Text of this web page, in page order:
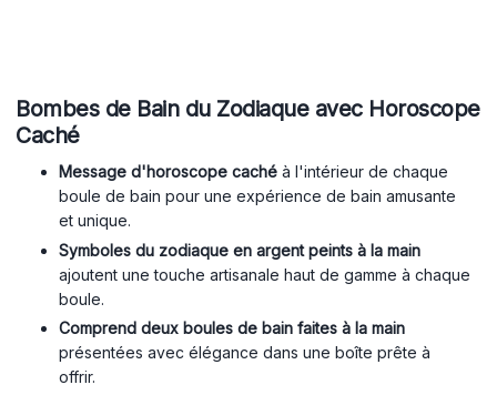
Bombes de Bain du Zodiaque avec Horoscope
Caché
Message d'horoscope caché à l'intérieur de chaque
boule de bain pour une expérience de bain amusante
et unique.
Symboles du zodiaque en argent peints à la main
ajoutent une touche artisanale haut de gamme à chaque
boule.
Comprend deux boules de bain faites à la main
présentées avec élégance dans une boîte prête à
offrir.